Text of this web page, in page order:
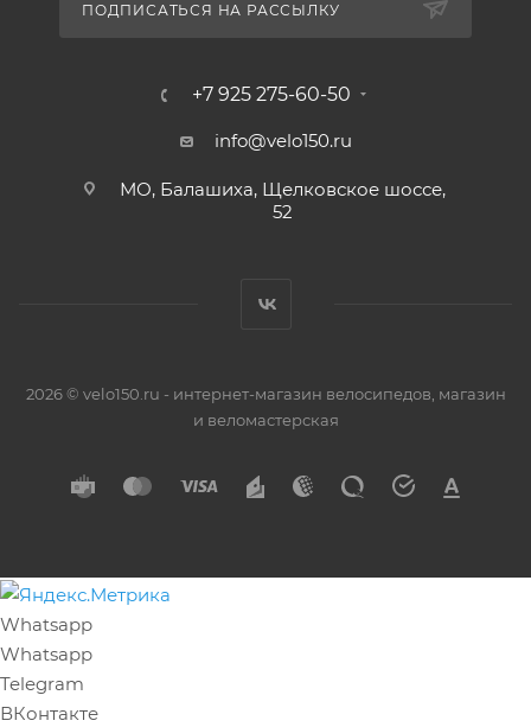
ПОДПИСАТЬСЯ НА РАССЫЛКУ
+7 925 275-60-50
info@velo150.ru
МО, Балашиха, Щелковское шоссе,
52
2026 © velo150.ru - интернет-магазин велосипедов, магазин
и веломастерская
Whatsapp
Whatsapp
Telegram
ВКонтакте